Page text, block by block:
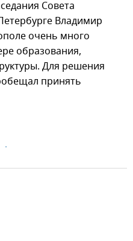
Совета
Владимир
очень много
образования,
Для решения
принять